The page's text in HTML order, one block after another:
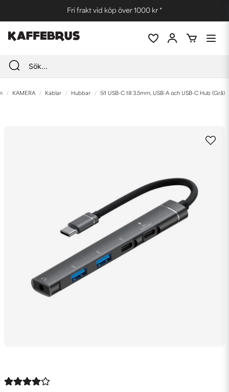
Fri frakt vid köp över 1000 kr *
KAMERA Kablar Hubbar 5i1 USB-C till 3.5mm, USB-A och USB-C Hub (Grå)